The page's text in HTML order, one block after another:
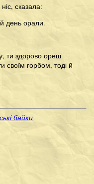
сказала:
день орали.
ти здорово ореш
своїм горбом, тоді й
байки